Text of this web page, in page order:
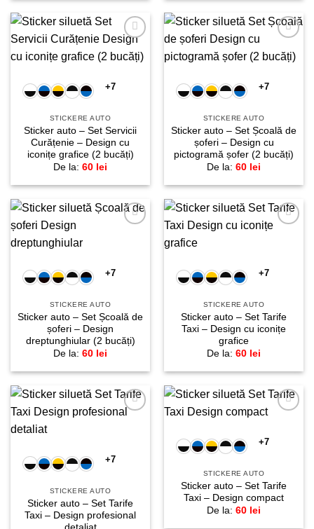
la
+7
STICKERE AUTO
Sticker auto – Set Servicii
Curățenie – Design cu
iconițe grafice (2 bucăți)
De la: 60 lei
la
+7
STICKERE AUTO
Sticker auto – Set Școală de
șoferi – Design cu
pictogramă șofer (2 bucăți)
De la: 60 lei
+7
STICKERE AUTO
Sticker auto – Set Școală de
șoferi – Design
dreptunghiular (2 bucăți)
De la: 60 lei
Adaugă
+7
STICKERE AUTO
Sticker auto – Set Tarife
Taxi – Design cu iconițe
grafice
De la: 60 lei
+7
STICKERE AUTO
Sticker auto – Set Tarife
Taxi – Design profesional
favorite!
+7
STICKERE AUTO
Sticker auto – Set Tarife
Taxi – Design compact
De la: 60 lei